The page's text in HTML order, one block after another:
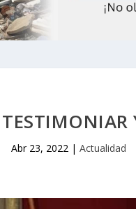
Abr 23, 2022 |Actualidad